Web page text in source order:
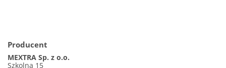
Producent
MEXTRA Sp. z o.o.
Szkolna 15